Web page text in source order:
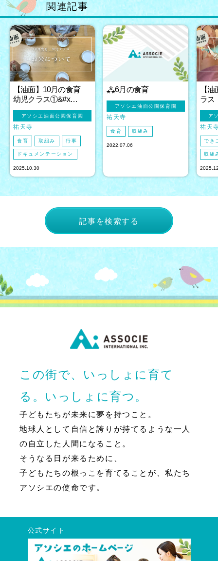
関連記事
【油面】10月の食育
幼児クラス①&#x…
アソシエ油面公園保育園
祐天寺
食育 取組み 行事
ドキュメンテーション
2025.10.30
⁂6月の食育
アソシエ油面公園保育園
祐天寺
食育 取組み
2022.07.06
【
ラス
ア
祐天
でき
取組
記事を検索する
この街で、いっしょに育て
る。いっしょに育つ。
子どもたちが未来に夢を持つこと。
地球人として自信と誇りが持てるような一人
の自立した人間になること。
そうなる日が来るために、
子どもたちの根っこを育てることが、私たち
アソシエの使命です。
公式サイト